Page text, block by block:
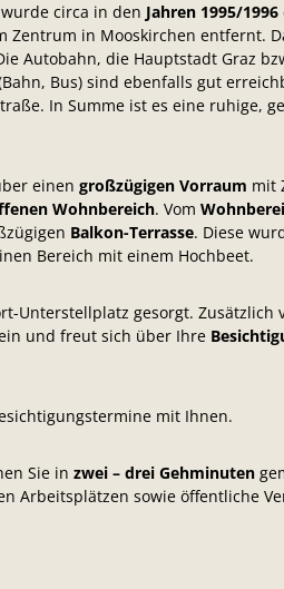
circa in den Jahren 1995/1996
Zentrum in Mooskirchen entfernt.
Autobahn, die Hauptstadt Graz
Bus) sind ebenfalls gut
In Summe ist es eine ruhige,
einen großzügigen Vorraum mit
Wohnbereich. Vom
Balkon-Terrasse. Diese
Bereich mit einem Hochbeet.
Unterstellplatz gesorgt.
und freut sich über Ihre
mit Ihnen.
Sie in zwei – drei Gehminuten
Arbeitsplätzen sowie öffentliche